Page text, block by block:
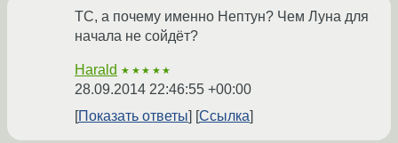
ТС, а почему именно Нептун? Чем Луна для
начала не сойдёт?
Harald ★★★★★
28.09.2014 22:46:55 +00:00
Показать ответы
Ссылка